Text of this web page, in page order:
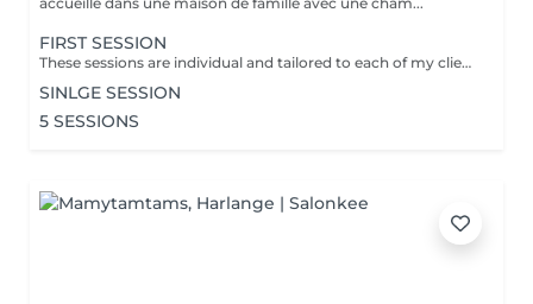
FIRST SESSION
These sessions are individual and tailored to each of my clients, as we all have lived our own unique stories and have more to discover. Whether you're feeling low on courage, lost in your path, lacking focus and concentration, disconnected from your body, overwhelmed by fears that dictate your life, or constantly comparing yourself to others, these sessions are designed to assist you on your journey. Together, we find tools to restore emotional balance, achieve inner peace, and work towards your personal goals. How? -Breathing techniques - Visualisation - Specific moves - Reconnecting to your body - Self-reflection Each of the session is : - Language of your choice: English, French, German, Luxembourgish - 45-60 minutes - Structure: Recapping / Exchange & 15-30min Practice / Closing + Defining homework - Via zoom (if you dont have zoom we find an other solution) - Is confidential
SINLGE SESSION
5 SESSIONS